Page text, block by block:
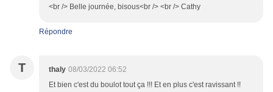
<br /> Belle journée, bisous<br /> <br /> Cathy
Répondre
T thaly 08/03/2022 06:52
Et bien c'est du boulot tout ça !!! Et en plus c'est ravissant !!